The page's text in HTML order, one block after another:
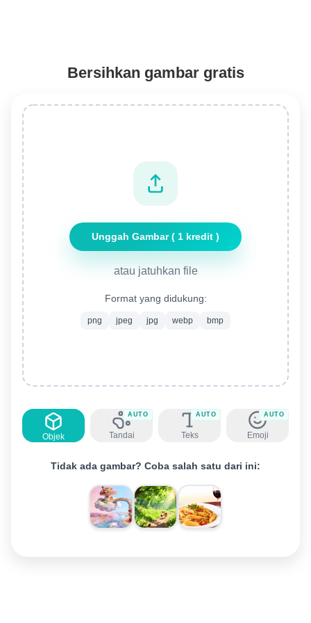
Bersihkan gambar gratis
Unggah Gambar ( 1 kredit )
atau jatuhkan file
Format yang didukung:
png jpeg jpg webp bmp
Objek
AUTO
Tandai
AUTO
Teks
AUTO
Emoji
Tidak ada gambar? Coba salah satu dari ini: